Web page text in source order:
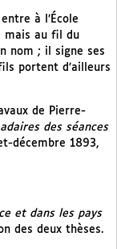
à l’École
mais au fil du
nom ; il signe ses
portent d’ailleurs
de Pierre-
des séances
décembre 1893,
et dans les pays
des deux thèses.